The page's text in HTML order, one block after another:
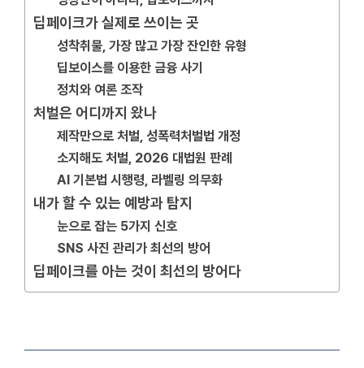
딥페이크가 실제로 쓰이는 곳
성착취물, 가장 많고 가장 잔인한 유형
딥보이스를 이용한 금융 사기
정치와 여론 조작
처벌은 어디까지 왔나
제작만으로 처벌, 성폭력처벌법 개정
소지해도 처벌, 2026 대법원 판례
AI 기본법 시행령, 라벨링 의무화
내가 할 수 있는 예방과 탐지
눈으로 잡는 5가지 신호
SNS 사진 관리가 최선의 방어
딥페이크를 아는 것이 최선의 방어다